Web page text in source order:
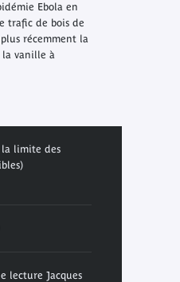
Ebola en
trafic de bois de
récemment la
la vanille à
limite des
lecture Jacques